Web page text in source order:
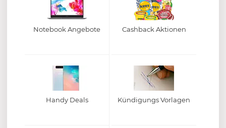
Notebook Angebote Cashback Aktionen
Handy Deals Kündigungs Vorlagen